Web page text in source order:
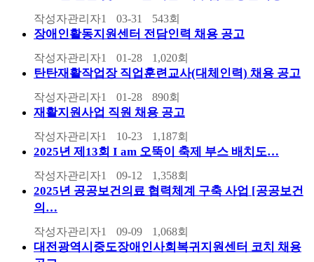
작성자관리자1 03-31 543회
장애인활동지원센터 전담인력 채용 공고
작성자관리자1 01-28 1,020회
탄탄재활작업장 직업훈련교사(대체인력) 채용 공고
작성자관리자1 01-28 890회
재활지원사업 직원 채용 공고
작성자관리자1 10-23 1,187회
2025년 제13회 I am 오뚝이 축제 부스 배치도…
작성자관리자1 09-12 1,358회
2025년 공공보건의료 협력체계 구축 사업 [공공보건
의…
작성자관리자1 09-09 1,068회
대전광역시중도장애인사회복귀지원센터 코치 채용